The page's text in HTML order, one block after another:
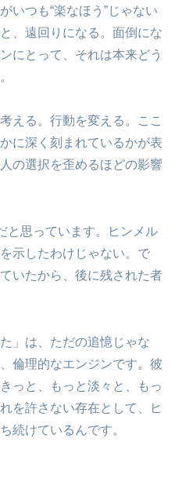
いつも“楽なほう”じゃない
、遠回りになる。面倒にな
にとって、それは本来どう
える。行動を変える。ここ
に深く刻まれているかが表
の選択を歪めるほどの影響
と思っています。ヒンメル
示したわけじゃない。で
いたから、後に残された者
」は、ただの追憶じゃな
倫理的なエンジンです。彼
っと、もっと淡々と、もっ
を許さない存在として、ヒ
続けているんです。